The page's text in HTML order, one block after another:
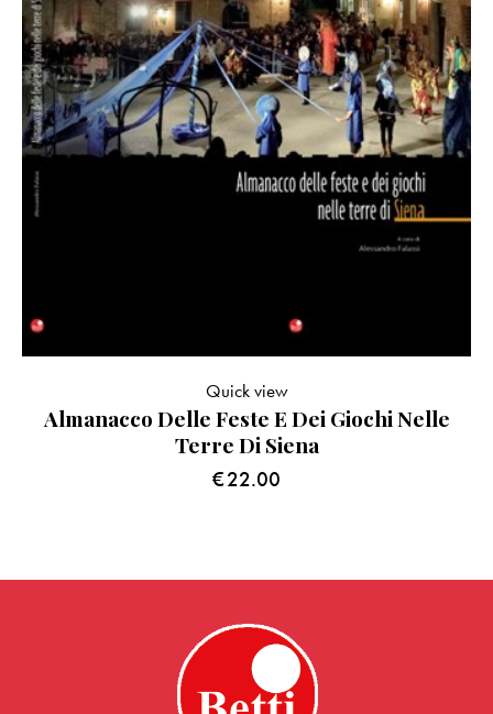
Almanacco Delle Feste E Dei Giochi Nelle
Terre Di Siena
€22.00
Quick view